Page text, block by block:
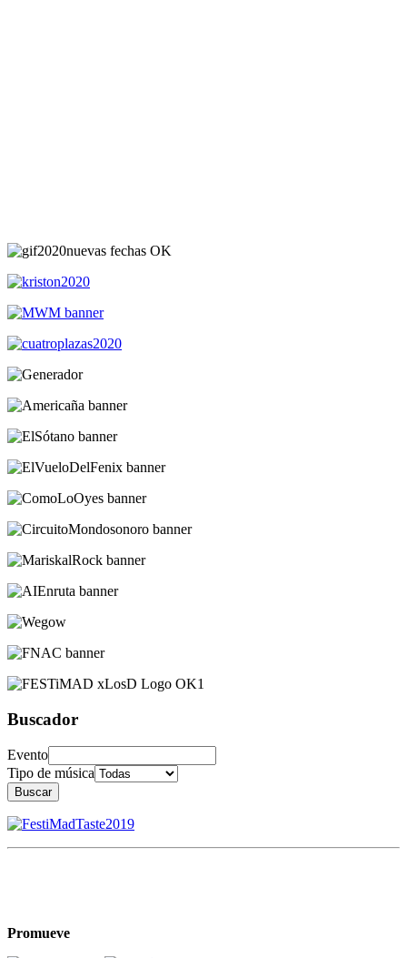
Buscador
Evento
Tipo de música
Buscar
Promueve